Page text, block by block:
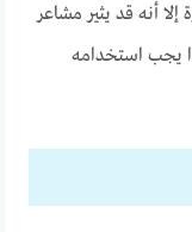
إلا أنه قد يثير مشاعر
يجب استخدامه